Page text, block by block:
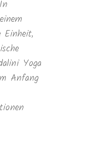
Einheit,
Yoga
Anfang